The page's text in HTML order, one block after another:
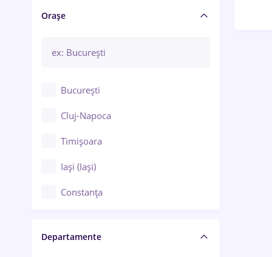
Orașe
București
Cluj-Napoca
Timișoara
Iași (Iași)
Constanța
Brașov
Departamente